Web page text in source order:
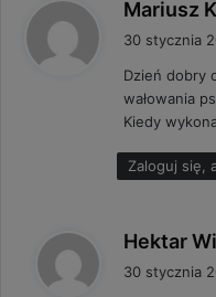
Mariusz
30 stycznia
Dzień dobry
wałowania
Kiedy
Zaloguj się,
Hektar
30 stycznia